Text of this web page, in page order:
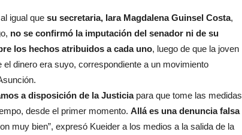
igual que su secretaria, Iara Magdalena Guinsel Costa,
no se confirmó la imputación del senador ni de su
los hechos atribuidos a cada uno, luego de que la joven
dinero era suyo, correspondiente a un movimiento
a disposición de la Justiciapara que tome las medidas
desde el primer momento. Allá es una denuncia falsa
muy bien”, expresó Kueider a los medios a la salida de la